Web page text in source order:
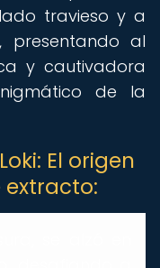
travieso y a
presentando al
y cautivadora
de la
El origen